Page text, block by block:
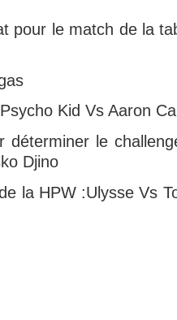
pour le match de la
Kid Vs Aaron
déterminer le
Djino
la HPW :Ulysse Vs